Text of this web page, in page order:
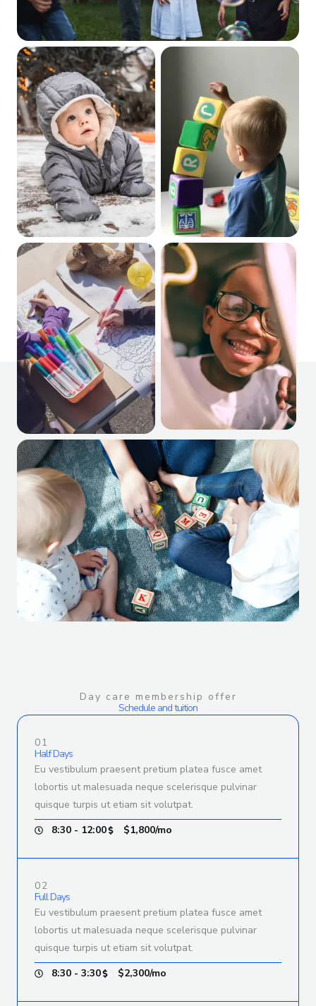
Day care membership offer
Schedule and tuition
01
Half Days
Eu vestibulum praesent pretium platea fusce amet
lobortis ut malesuada neque scelerisque pulvinar
quisque turpis ut etiam sit volutpat.
8:30 - 12:00
$1,800/mo
02
Full Days
Eu vestibulum praesent pretium platea fusce amet
lobortis ut malesuada neque scelerisque pulvinar
quisque turpis ut etiam sit volutpat.
8:30 - 3:30
$2,300/mo